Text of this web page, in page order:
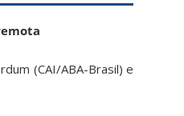
(CAI/ABA-Brasil) e